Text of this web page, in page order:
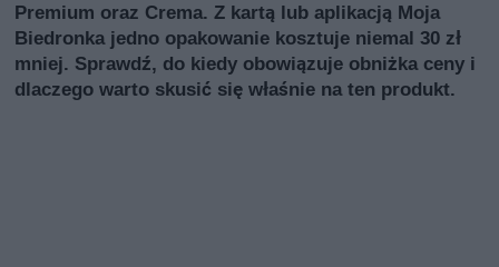
Premium oraz Crema. Z kartą lub aplikacją Moja
Biedronka jedno opakowanie kosztuje niemal 30 zł
mniej. Sprawdź, do kiedy obowiązuje obniżka ceny i
dlaczego warto skusić się właśnie na ten produkt.